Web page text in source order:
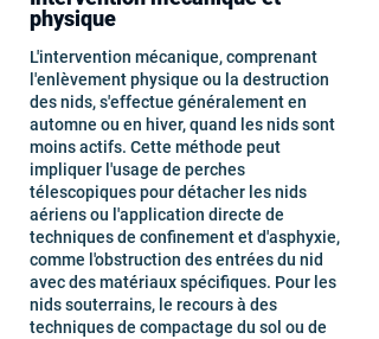
physique
L'intervention mécanique, comprenant
l'enlèvement physique ou la destruction
des nids, s'effectue généralement en
automne ou en hiver, quand les nids sont
moins actifs. Cette méthode peut
impliquer l'usage de perches
télescopiques pour détacher les nids
aériens ou l'application directe de
techniques de confinement et d'asphyxie,
comme l'obstruction des entrées du nid
avec des matériaux spécifiques. Pour les
nids souterrains, le recours à des
techniques de compactage du sol ou de